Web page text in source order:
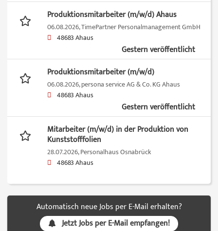
Produktionsmitarbeiter (m/w/d) Ahaus
06.08.2026,TimePartner Personalmanagement GmbH
48683 Ahaus
Gestern veröffentlicht
Produktionsmitarbeiter (m/w/d)
06.08.2026,persona service AG & Co. KG Ahaus
48683 Ahaus
Gestern veröffentlicht
Mitarbeiter (m/w/d) in der Produktion von
Kunststofffolien
28.07.2026,Personalhaus Osnabrück
48683 Ahaus
Automatisch neue Jobs per E-Mail erhalten?
Jetzt Jobs per E-Mail empfangen!